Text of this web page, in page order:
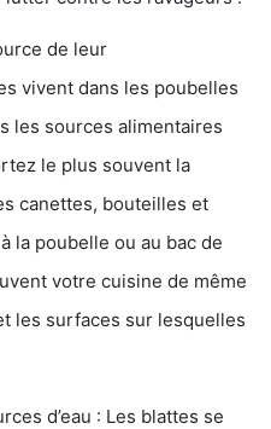
de leur
vivent dans les poubelles
les sources alimentaires
le plus souvent la
canettes, bouteilles et
la poubelle ou au bac de
votre cuisine de même
les surfaces sur lesquelles
d’eau : Les blattes se